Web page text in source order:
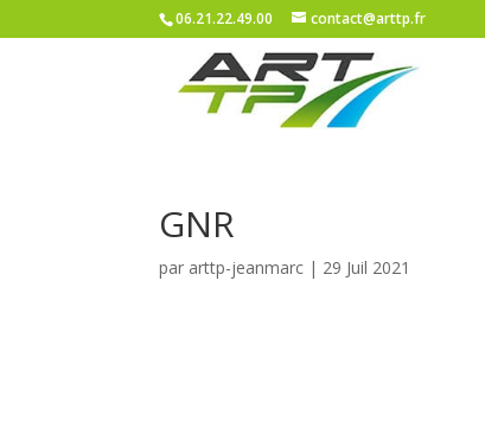
06.21.22.49.00 contact@arttp.fr
GNR
par arttp-jeanmarc | 29 Juil 2021